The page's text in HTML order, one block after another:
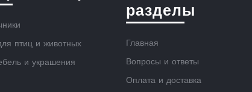
птиц и животных
и украшения
разделы
Главная
Вопросы и ответы
Оплата и доставка